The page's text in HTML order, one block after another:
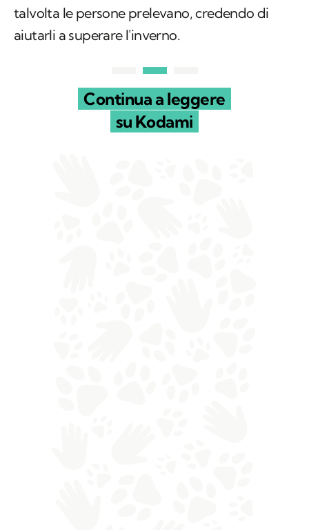
talvolta le persone prelevano, credendo di
aiutarli a superare l'inverno.
Continua a leggere
su Kodami